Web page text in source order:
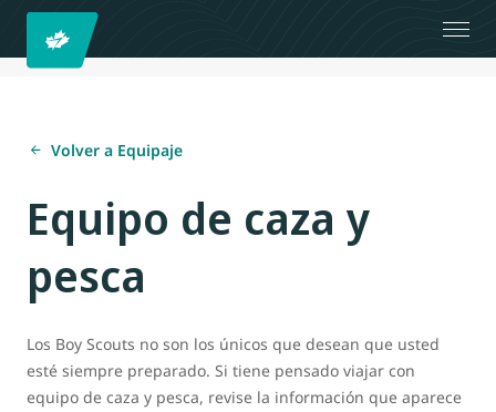
Volver a Equipaje
Equipo de caza y
pesca
Los Boy Scouts no son los únicos que desean que usted
esté siempre preparado. Si tiene pensado viajar con
equipo de caza y pesca, revise la información que aparece